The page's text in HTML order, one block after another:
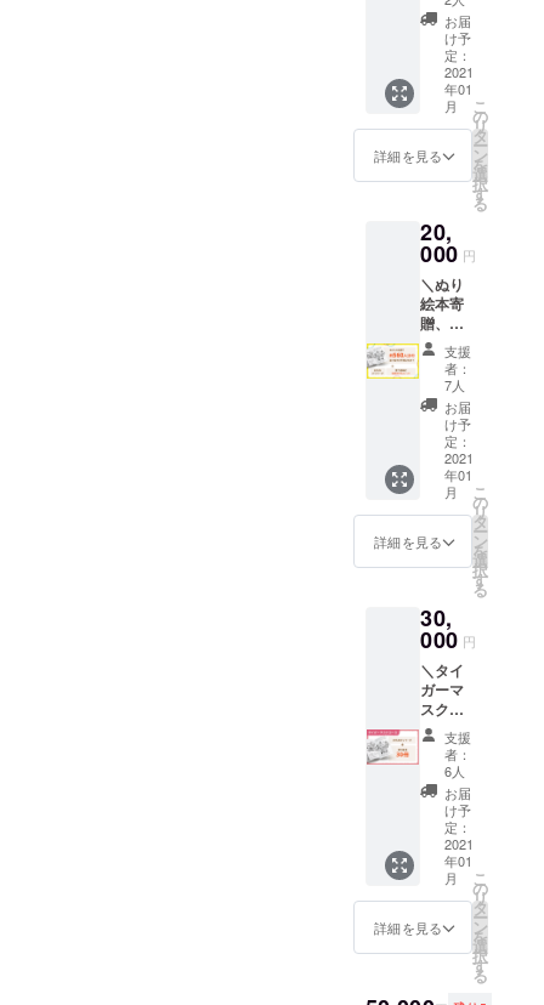
・持ち
歩き用
のオリ
ジナル
エコ
バッグ
※クレ
ジット
を必ず
備考欄
にご記
載くだ
さい。
記載が
ない場
合は、
ユー
ザー名
を記載
させて
頂きま
のメッ
セージ
・オリ
ジナル
マグ
ネット
・今回
制作す
るぬり
絵本に
のクレ
ジット
・今回
制作す
るぬり
絵本1冊
と色鉛
筆の
セット
・持ち
歩き用
のオリ
ジナル
エコ
バッグ
・オリ
ジナルT
枚 ※ク
レジッ
ト名に
記載す
るお名
前を必
ず備考
欄にご
記載く
ださ
い。記
載がな
い場合
は、
ユー
ザー名
を記載
お届
け予
定：
2021
年01
月
詳細を見る
こ
の
リ
タ
ー
ン
を
選
択
す
る
20,
000 円
＼ぬり
絵本寄
贈、約
560人分
相当／
・お礼
のメッ
セージ
・オリ
ジナル
マグ
ネット
・今回
制作す
るぬり
絵本に
のクレ
ジット
・今回
制作す
るぬり
絵本1冊
と色鉛
筆の
セット
×2 ・持
ち歩き
用のオ
リジナ
ルエコ
バッグ
・オリ
ジナルT
支援
者：
7人
お届
け予
定：
2021
年01
月
詳細を見る
こ
の
リ
タ
ー
ン
を
選
択
す
る
30,
000 円
＼タイ
ガーマ
スク
コース
／ ・お
礼の
メッ
セージ
・ぬり
絵本30
冊（宮
崎県以
外のご
親族に
もぜひ
広めて
い！）
支援
者：
6人
お届
け予
定：
2021
年01
月
詳細を見る
こ
の
リ
タ
ー
ン
を
選
択
す
る